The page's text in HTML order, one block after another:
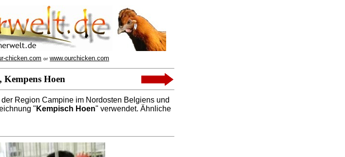
chicken.com or www.ourchicken.com
Kempens Hoen
Region Campine im Nordosten Belgiens und
" Kempisch Hoen" verwendet. Ähnliche